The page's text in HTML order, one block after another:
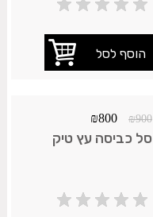
₪900
₪800
סל כביסה עץ טיק